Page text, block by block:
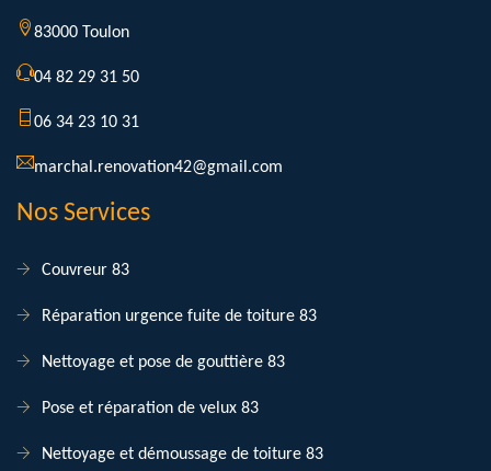
83000 Toulon
04 82 29 31 50
06 34 23 10 31
marchal.renovation42@gmail.com
Nos Services
Couvreur 83
Réparation urgence fuite de toiture 83
Nettoyage et pose de gouttière 83
Pose et réparation de velux 83
Nettoyage et démoussage de toiture 83